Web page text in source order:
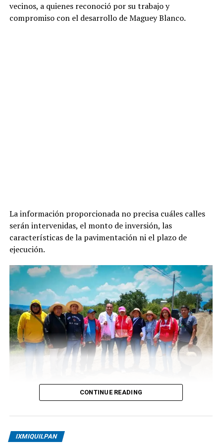
vecinos, a quienes reconoció por su trabajo y
compromiso con el desarrollo de Maguey Blanco.
La información proporcionada no precisa cuáles calles
serán intervenidas, el monto de inversión, las
características de la pavimentación ni el plazo de
ejecución.
CONTINUE READING
IXMIQUILPAN